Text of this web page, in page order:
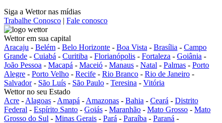
Siga a Wettor nas mídias
Trabalhe Conosco | Fale conosco
Wettor em sua capital
Aracaju - Belém - Belo Horizonte - Boa Vista - Brasília - Campo
Grande - Cuiabá - Curitiba - Florianópolis - Fortaleza - Goiânia -
João Pessoa - Macapá - Maceió - Manaus - Natal - Palmas - Porto
Alegre - Porto Velho - Recife - Rio Branco - Rio de Janeiro -
Salvador- São Luís - São Paulo - Teresina - Vitória
Wettor no seu Estado
Acre - Alagoas - Amapá - Amazonas - Bahia - Ceará - Distrito
Federal - Espírito Santo - Goiás - Maranhão - Mato Grosso - Mato
Grosso do Sul - Minas Gerais - Pará - Paraíba - Paraná -